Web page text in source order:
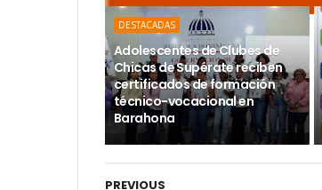
DESTACADAS
Adolescentes de Clubes de
Chicas de Supérate reciben
certificados de formación
técnico-vocacional en
Barahona
PREVIOUS